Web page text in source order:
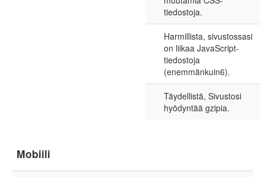
tiedostoja.
Harmillista, sivustossasi
on liikaa JavaScript-
tiedostoja
(enemmänkuin6).
Täydellistä, Sivustosi
hyödyntää gzipia.
Mobiili